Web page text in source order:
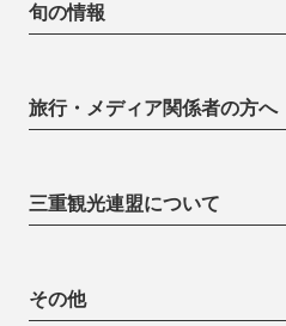
旬の情報
旅行・メディア関係者の方へ
三重観光連盟について
その他